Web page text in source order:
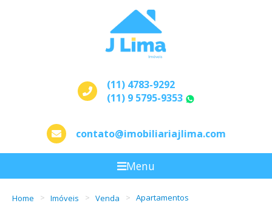
(11) 4783-9292
(11) 9 5795-9353
contato@imobiliariajlima.com
Menu
Home Imóveis Venda Apartamentos